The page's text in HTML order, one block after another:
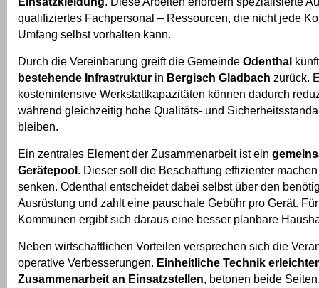
qualifiziertes Fachpersonal – Ressourcen, die nicht jede
Umfang selbst vorhalten kann.
Durch die Vereinbarung greift die Gemeinde Odenthal
bestehende Infrastruktur in Bergisch Gladbach zurück.
kostenintensive Werkstattkapazitäten können dadurch
während gleichzeitig hohe Qualitäts- und
bleiben.
Ein zentrales Element der Zusammenarbeit ist ein
Gerätepool. Dieser soll die Beschaffung effizienter
senken. Odenthal entscheidet dabei selbst über den
Ausrüstung und zahlt eine pauschale Gebühr pro Gerät.
Kommunen ergibt sich daraus eine besser planbare
Neben wirtschaftlichen Vorteilen versprechen sich die
operative Verbesserungen. Einheitliche Technik
Zusammenarbeit an Einsatzstellen, betonen beide